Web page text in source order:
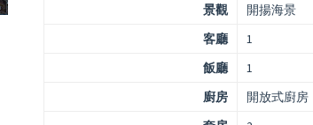
景觀
開揚海景
客廳
1
飯廳
1
廚房
開放式廚房